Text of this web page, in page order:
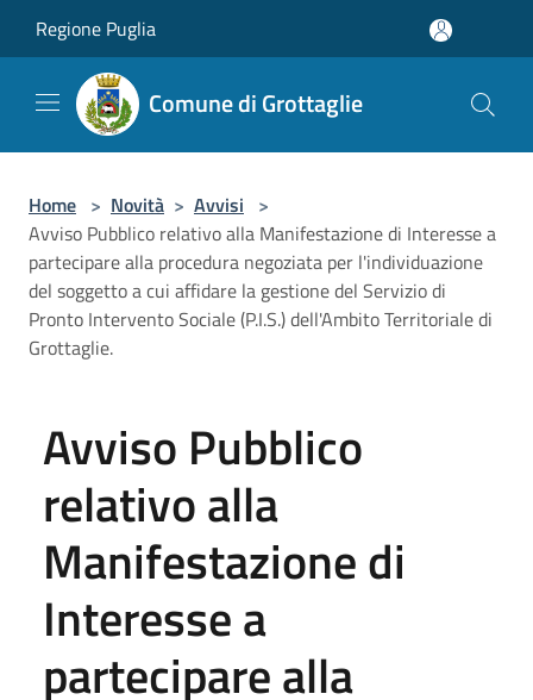
Regione Puglia
Comune di Grottaglie
Home > Novità > Avvisi >
Avviso Pubblico relativo alla Manifestazione di Interesse a
partecipare alla procedura negoziata per l'individuazione
del soggetto a cui affidare la gestione del Servizio di
Pronto Intervento Sociale (P.I.S.) dell'Ambito Territoriale di
Grottaglie.
Avviso Pubblico
relativo alla
Manifestazione di
Interesse a
partecipare alla